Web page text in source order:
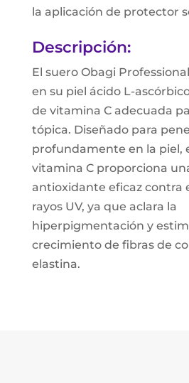
la aplicación de protector
Descripción:
El suero Obagi
en su piel ácido L-
de vitamina C adecuada
tópica. Diseñado para
profundamente en la piel,
vitamina C proporciona
antioxidante eficaz contra
rayos UV, ya que aclara la
hiperpigmentación y
crecimiento de fibras de
elastina.